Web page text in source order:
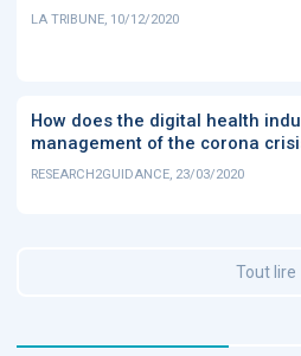
LA TRIBUNE, 10/12/2020
How does the digital health
management of the corona
RESEARCH2GUIDANCE, 23/03/2020
Tout lire